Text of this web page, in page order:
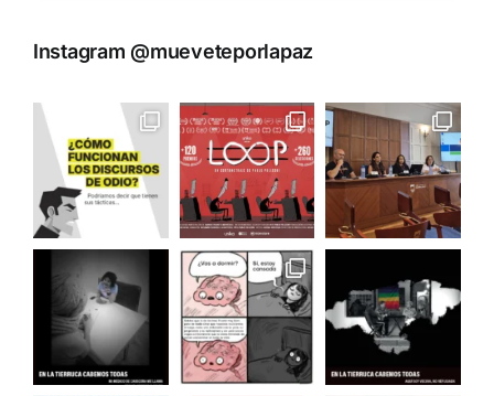
Instagram @mueveteporlapaz